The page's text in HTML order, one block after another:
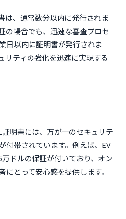
は、通常数分以内に発行されま
の場合でも、迅速な審査プロセ
日以内に証明書が発行されま
リティの強化を迅速に実現する
明書には、万が一のセキュリテ
付帯されています。例えば、EV
ドルの保証が付いており、オン
にとって安心感を提供します。